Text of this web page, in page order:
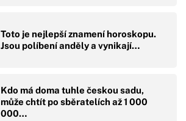
Toto je nejlepší znamení horoskopu.
Jsou políbení anděly a vynikají…
Kdo má doma tuhle českou sadu,
může chtít po sběratelích až 1 000
000…